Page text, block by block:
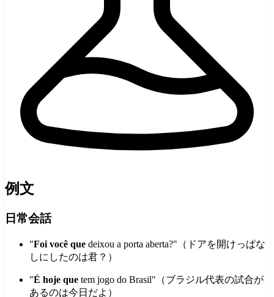
例文
日常会話
"Foi você que deixou a porta aberta?"（ドアを開けっぱな
しにしたのは君？）
"É hoje que tem jogo do Brasil"（ブラジル代表の試合が
あるのは今日だよ）